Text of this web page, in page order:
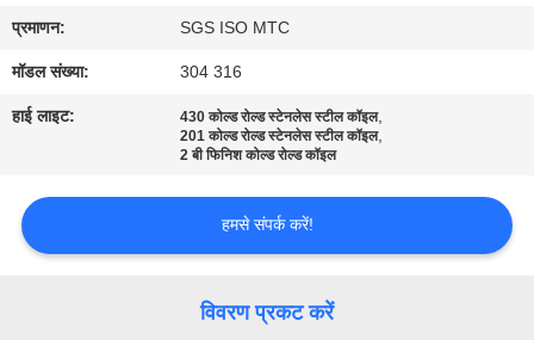
एक
उद्धरण
की
साइटमैप
प्रमाणन: SGS ISO MTC
मॉडल संख्या: 304 316
हाई लाइट: 430 कोल्ड रोल्ड स्टेनलेस स्टील कॉइल,
201 कोल्ड रोल्ड स्टेनलेस स्टील कॉइल,
2 बी फिनिश कोल्ड रोल्ड कॉइल
हमसे संपर्क करें!
विवरण प्रकट करें